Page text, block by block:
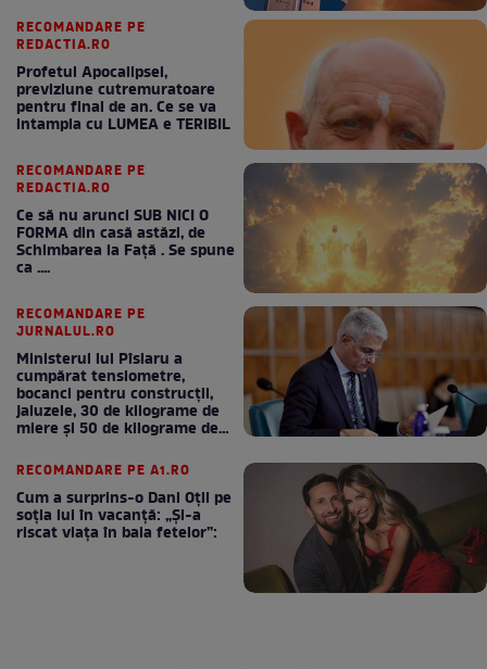
RECOMANDARE PE
REDACTIA.RO
Profetul Apocalipsei,
previziune cutremuratoare
pentru final de an. Ce se va
intampla cu LUMEA e TERIBIL
RECOMANDARE PE
REDACTIA.RO
Ce să nu arunci SUB NICI O
FORMA din casă astăzi, de
Schimbarea la Față . Se spune
ca ....
RECOMANDARE PE
JURNALUL.RO
Ministerul lui Pîslaru a
cumpărat tensiometre,
bocanci pentru construcții,
jaluzele, 30 de kilograme de
miere și 50 de kilograme de
RECOMANDARE PE A1.RO
Cum a surprins-o Dani Oțil pe
soția lui în vacanță: „Și-a
riscat viața în baia fetelor”: